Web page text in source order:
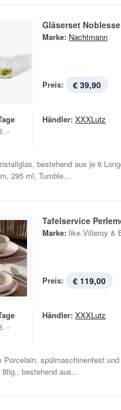
Gläserset Noblesse
Marke: Nachtmann
Preis: € 39,90
-
Händler: XXXLutz
bestehend aus je 6
295 ml, Tumble...
Tafelservice
Marke: like.Villeroy &
Preis: € 119,00
-
Händler: XXXLutz
Porcelain, spülmaschinenfest
bestehend aus...